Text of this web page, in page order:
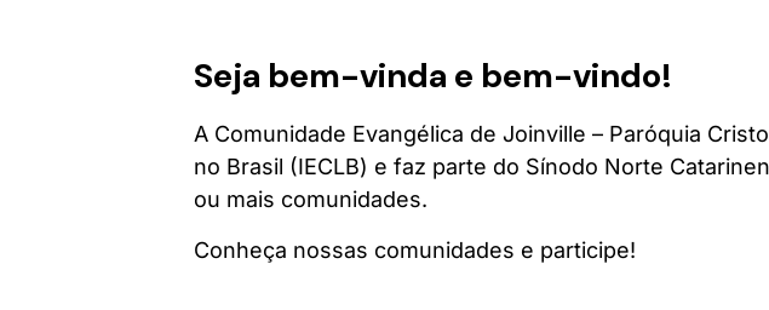
Seja bem-vinda e bem-vindo!
A Comunidade Evangélica de Joinville – Paróquia
no Brasil (IECLB) e faz parte do Sínodo Norte
ou mais comunidades.
Conheça nossas comunidades e participe!